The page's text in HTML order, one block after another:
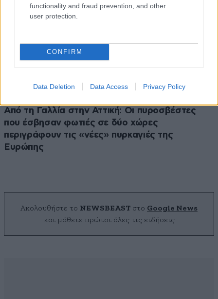
functionality and fraud prevention, and other
user protection.
CONFIRM
Data Deletion Data Access Privacy Policy
Από τη Γαλλία στην Αττική: Οι πυροσβέστες
που έσβησαν φωτιές σε δύο χώρες
περιγράφουν τις «νέες» πυρκαγιές της
Ευρώπης
Ακολουθήστε το NEWSBEAST στο Google News
και μάθετε πρώτοι όλες τις ειδήσεις